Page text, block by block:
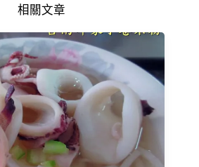
相關文章